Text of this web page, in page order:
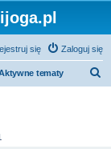
Zaloguj się
się
tematy